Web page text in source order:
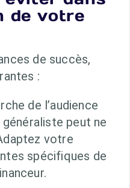
de votre
de succès,
:
de l’audience
peut ne
votre
spécifiques de